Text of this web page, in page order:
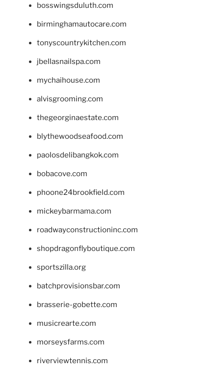
bosswingsduluth.com
birminghamautocare.com
tonyscountrykitchen.com
jbellasnailspa.com
mychaihouse.com
alvisgrooming.com
thegeorginaestate.com
blythewoodseafood.com
paolosdelibangkok.com
bobacove.com
phoone24brookfield.com
mickeybarmama.com
roadwayconstructioninc.com
shopdragonflyboutique.com
sportszilla.org
batchprovisionsbar.com
brasserie-gobette.com
musicrearte.com
morseysfarms.com
riverviewtennis.com